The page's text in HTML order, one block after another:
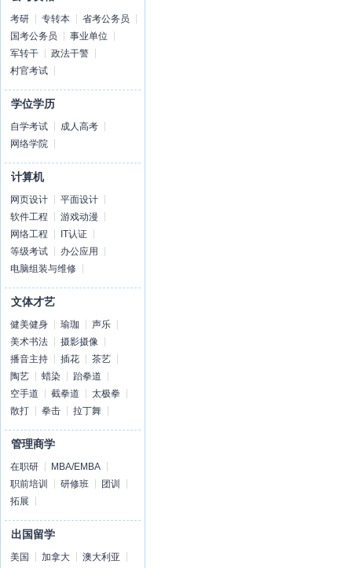
考研 专转本
省考公务员
国考公务员
事业单位
军转干
政法干警
村官考试
学位学历
自学考试
成人高考
网络学院
计算机
网页设计
平面设计
软件工程
游戏动漫
网络工程
IT认证
等级考试
办公应用
电脑组装与维修
文体才艺
健美健身 瑜珈
声乐
美术书法
摄影摄像
播音主持
插花
茶艺
陶艺
蜡染
跆拳道
空手道
截拳道
太极拳
散打
拳击 拉丁舞
管理商学
在职研
MBA/EMBA
职前培训
研修班
团训
拓展
出国留学
美国 加拿大
澳大利亚